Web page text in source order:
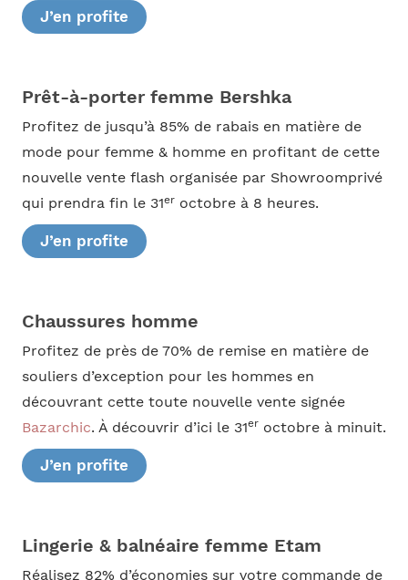
J’en profite
Prêt-à-porter femme Bershka
Profitez de jusqu’à 85% de rabais en matière de
mode pour femme & homme en profitant de cette
nouvelle vente flash organisée par Showroomprivé
qui prendra fin le 31eroctobre à 8 heures.
J’en profite
Chaussures homme
Profitez de près de 70% de remise en matière de
souliers d’exception pour les hommes en
découvrant cette toute nouvelle vente signée
Bazarchic. À découvrir d’ici le 31eroctobre à minuit.
J’en profite
Lingerie & balnéaire femme Etam
Réalisez 82% d’économies sur votre commande de